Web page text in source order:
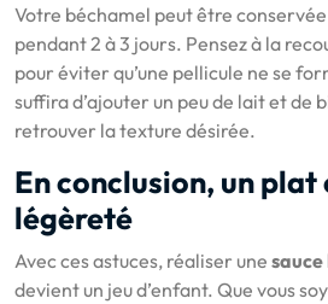
Votre béchamel peut être
pendant 2 à 3 jours. Pensez à la
pour éviter qu’une pellicule ne se
suffira d’ajouter un peu de lait et de
retrouver la texture désirée.
En conclusion, un
légèreté
Avec ces astuces, réaliser une
devient un jeu d’enfant. Que vous